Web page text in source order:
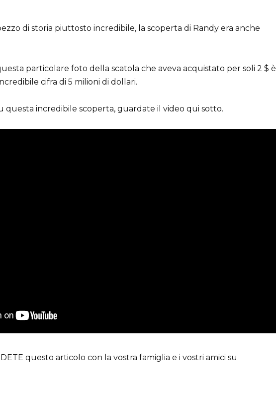
di storia piuttosto incredibile, la scoperta di Randy era anche
particolare foto della scatola che aveva acquistato per soli 2 $ è
cifra di 5 milioni di dollari.
questa incredibile scoperta, guardate il video qui sotto.
questo articolo con la vostra famiglia e i vostri amici su